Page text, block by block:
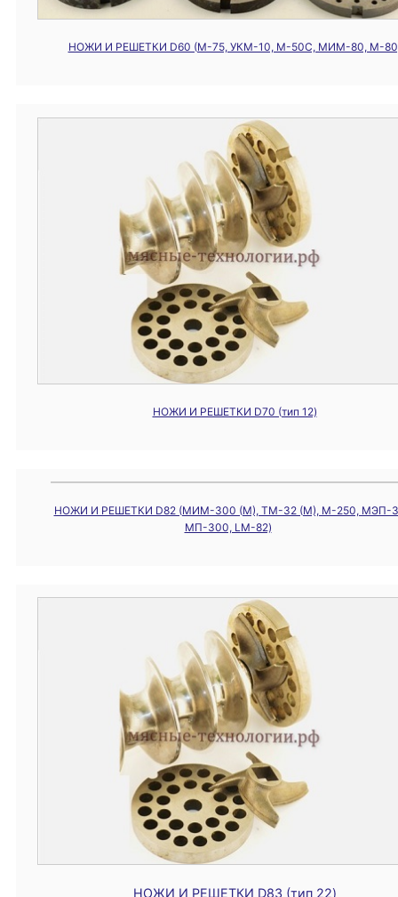
НОЖИ И РЕШЕТКИ D60 (M-75, УКМ-10, М-50С, МИМ-80, М-
НОЖИ И РЕШЕТКИ D70 (тип 12)
НОЖИ И РЕШЕТКИ D82 (МИМ-300 (М), ТМ-32 (М), М-250, МЭП-
МП-300, LM-82)
НОЖИ И РЕШЕТКИ D83 (тип 22)